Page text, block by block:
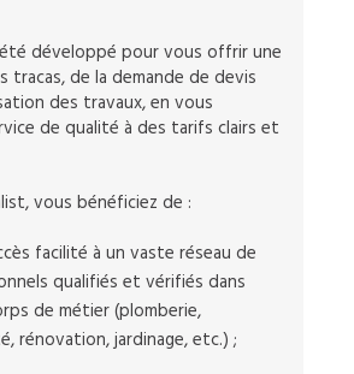
développé pour vous offrir une
tracas, de la demande de devis
des travaux, en vous
de qualité à des tarifs clairs et
vous bénéficiez de :
facilité à un vaste réseau de
qualifiés et vérifiés dans
de métier (plomberie,
rénovation, jardinage, etc.) ;